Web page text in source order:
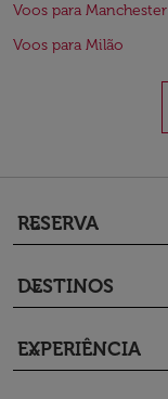
Voos para Manchester
Voos para Milão
RESERVA
keyboard_arrow_down
DESTINOS
keyboard_arrow_down
EXPERIÊNCIA
keyboard_arrow_down